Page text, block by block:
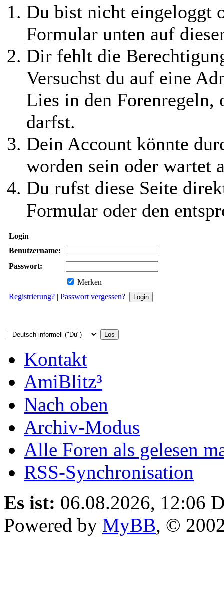
Du bist nicht eingeloggt
Formular unten auf
Dir fehlt die
Versuchst du auf eine
Lies in den Forenregeln,
darfst.
Dein Account könnte
worden sein oder wartet
Du rufst diese Seite
Formular oder den
Login
Benutzername:
Passwort:
Merken
Registrierung? | Passwort vergessen?
Kontakt
AmiBlitz³
Nach oben
Archiv-Modus
Alle Foren als gelesen
RSS-Synchronisation
Es ist: 06.08.2026, 12:06
Powered by MyBB, ©